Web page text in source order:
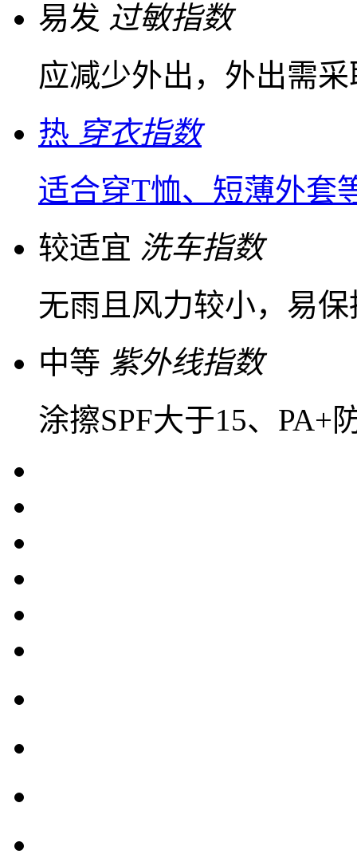
易发 过敏指数
应减少外出，外出需
热 穿衣指数
适合穿T恤、短薄外套
较适宜 洗车指数
无雨且风力较小，易
中等 紫外线指数
涂擦SPF大于15、PA+